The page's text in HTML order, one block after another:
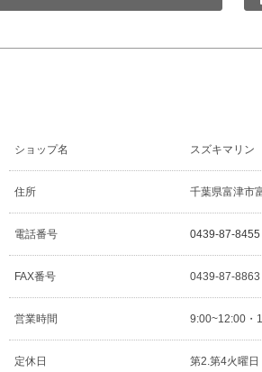
ショップ名 スズキマリン
住所 千葉県富津市
電話番号 0439-87-8455
FAX番号 0439-87-
営業時間 9:00~12:00・
定休日 第2.第4火曜